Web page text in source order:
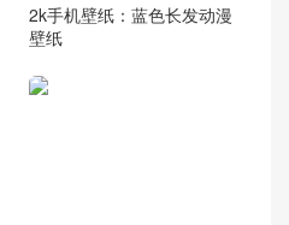
2k手机壁纸：蓝色长发动漫
壁纸